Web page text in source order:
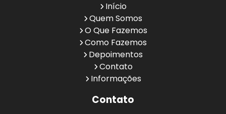
Início
Quem Somos
O Que Fazemos
Como Fazemos
Depoimentos
Contato
Informações
Contato